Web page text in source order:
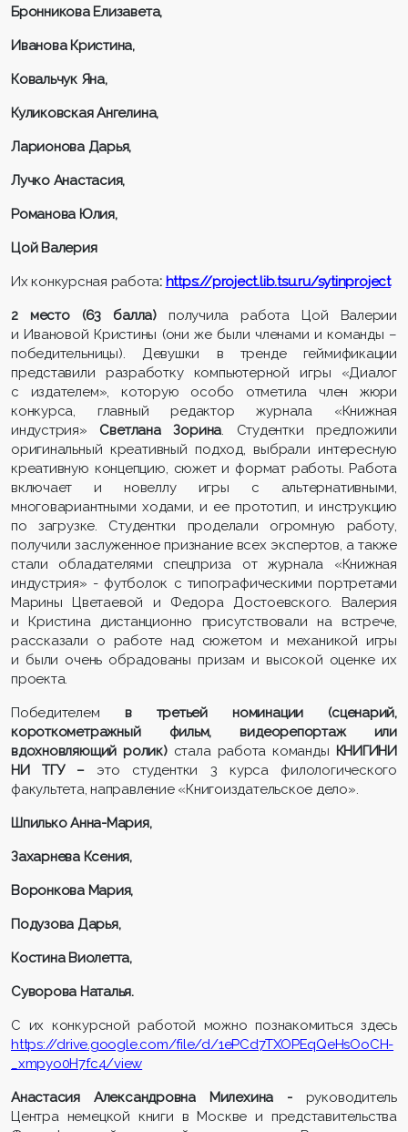
Бронникова Елизавета,
Иванова Кристина,
Ковальчук Яна,
Куликовская Ангелина,
Ларионова Дарья,
Лучко Анастасия,
Романова Юлия,
Цой Валерия
Их конкурсная работа: https://project.lib.tsu.ru/sytinproject
2 место (63 балла)получила работа Цой Валерии
и Ивановой Кристины (они же были членами и команды –
победительницы). Девушки в тренде геймификации
представили разработку компьютерной игры «Диалог
с издателем», которую особо отметила член жюри
конкурса, главный редактор журнала «Книжная
индустрия» Светлана Зорина. Студентки предложили
оригинальный креативный подход, выбрали интересную
креативную концепцию, сюжет и формат работы. Работа
включает и новеллу игры с альтернативными,
многовариантными ходами, и ее прототип, и инструкцию
по загрузке. Студентки проделали огромную работу,
получили заслуженное признание всех экспертов, а также
стали обладателями спецприза от журнала «Книжная
индустрия» - футболок с типографическими портретами
Марины Цветаевой и Федора Достоевского. Валерия
и Кристина дистанционно присутствовали на встрече,
рассказали о работе над сюжетом и механикой игры
и были очень обрадованы призам и высокой оценке их
проекта.
Победителем в третьей номинации
(сценарий,
короткометражный фильм, видеорепортаж или
вдохновляющий ролик) стала работа команды КНИГИНИ
НИ ТГУ– это студентки 3 курса филологического
факультета, направление «Книгоиздательское дело».
Шпилько Анна-Мария,
ЗахарневаКсения,
ВоронковаМария,
Подузова Дарья,
Костина Виолетта,
Суворова Наталья.
С их конкурсной работой можно познакомиться здесь
https://drive.google.com/file/d/1ePCd7TXOPEqQeHsOoCH-
_xmpyo0H7fc4/view
Анастасия Александровна Милехина - руководитель
Центра немецкой книги в Москве и представительства